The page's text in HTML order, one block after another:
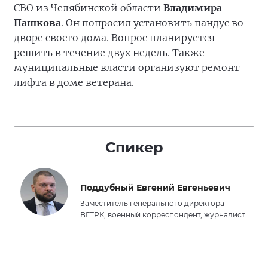
СВО из Челябинской области Владимира
Пашкова. Он попросил установить пандус во
дворе своего дома. Вопрос планируется
решить в течение двух недель. Также
муниципальные власти организуют ремонт
лифта в доме ветерана.
Спикер
Поддубный Евгений Евгеньевич
Заместитель генерального директора
ВГТРК, военный корреспондент, журналист